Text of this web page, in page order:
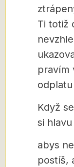
Ti totiž
pravím
Když
si
abys
postíš,